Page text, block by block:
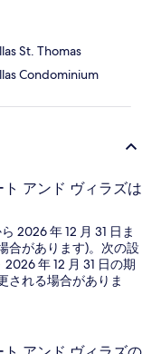
St. Thomas
Condominium
アンド ヴィラズは
2026 年 12 月 31 日ま
合があります)。次の設
年 12 月 31 日の期
される場合がありま